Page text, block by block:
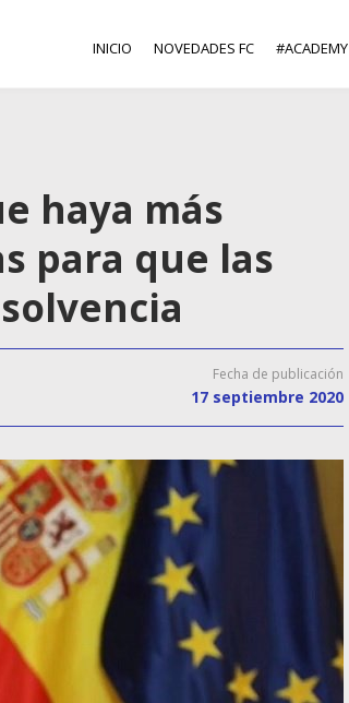
INICIO NOVEDADES FC #ACADEMY
haya más
para que las
Fecha de publicación
17 septiembre 2020